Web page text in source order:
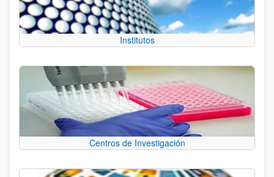
Institutos
Centros de Investigación